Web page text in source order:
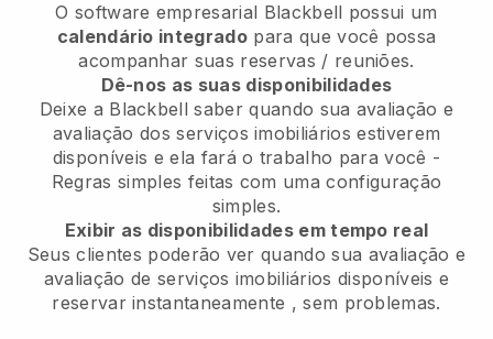
O software empresarial Blackbell possui um
calendário integrado para que você possa
acompanhar suas reservas / reuniões.
Dê-nos as suas disponibilidades
Deixe a Blackbell saber quando sua avaliação e
avaliação dos serviços imobiliários estiverem
disponíveis e ela fará o trabalho para você -
Regras simples feitas com uma configuração
simples.
Exibir as disponibilidades em tempo real
Seus clientes poderão ver quando sua avaliação e
avaliação de serviços imobiliários disponíveis e
reservar instantaneamente , sem problemas.